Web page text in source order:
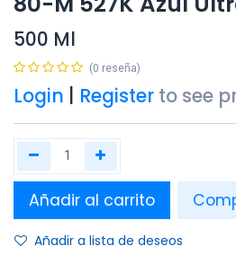
500 Ml
(0 reseña)
Login Register to see
Añadir al carrito
Añadir a lista de deseos